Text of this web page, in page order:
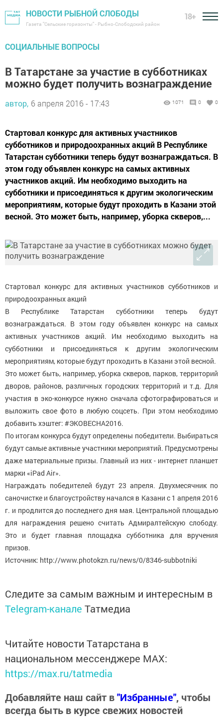
НОВОСТИ РЫБНОЙ СЛОБОДЫ
Газета "Сельские горизонты" - Рыбно-Слободский район
18+
СОЦИАЛЬНЫЕ ВОПРОСЫ
В Татарстане за участие в субботниках
можно будет получить вознаграждение
автор, 6 апреля 2016 - 17:43 1071 0 0
Стартовал конкурс для активных участников
субботников и природоохранных акций В Республике
Татарстан субботники теперь будут вознаграждаться. В
этом году объявлен конкурс на самых активных
участников акций. Им необходимо выходить на
субботники и присоединяться к другим экологическим
мероприятиям, которые будут проходить в Казани этой
весной. Это может быть, например, уборка скверов,...
Стартовал конкурс для активных участников субботников и
природоохранных акций
В Республике Татарстан субботники теперь будут
вознаграждаться. В этом году объявлен конкурс на самых
активных участников акций. Им необходимо выходить на
субботники и присоединяться к другим экологическим
мероприятиям, которые будут проходить в Казани этой весной.
Это может быть, например, уборка скверов, парков, территорий
дворов, районов, различных городских территорий и т.д. Для
участия в эко-конкурсе нужно сначала сфотографироваться и
выложить свое фото в любую соцсеть. При этом необходимо
добавить хэштег: #ЭКОВЕСНА2016.
По итогам конкурса будут определены победители. Выбираться
будут самые активные участники мероприятий. Предусмотрены
даже материальные призы. Главный из них - интернет планшет
марки «iPad Air».
Награждать победителей будут 23 апреля. Двухмесячник по
саночистке и благоустройству начался в Казани с 1 апреля 2016
г. и продлится до последнего дня мая. Центральной площадью
для награждения решено считать Адмиралтейскую слободу.
Это и будет главная площадка субботника для вручения
призов.
Источник: http://www.photokzn.ru/news/0/8346-subbotniki
Следите за самым важным и интересным в
Telegram-канале Татмедиа
Читайте новости Татарстана в
национальном мессенджере MАХ:
https://max.ru/tatmedia
Добавляйте наш сайт в"Избранные", чтобы
всегда быть в курсе свежих новостей